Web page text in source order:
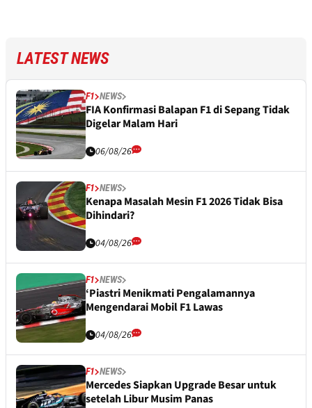
LATEST NEWS
F1 NEWS
FIA Konfirmasi Balapan F1 di Sepang Tidak
Digelar Malam Hari
06/08/26
F1 NEWS
Kenapa Masalah Mesin F1 2026 Tidak Bisa
Dihindari?
04/08/26
F1 NEWS
‘Piastri Menikmati Pengalamannya
Mengendarai Mobil F1 Lawas
04/08/26
F1 NEWS
Mercedes Siapkan Upgrade Besar untuk
setelah Libur Musim Panas